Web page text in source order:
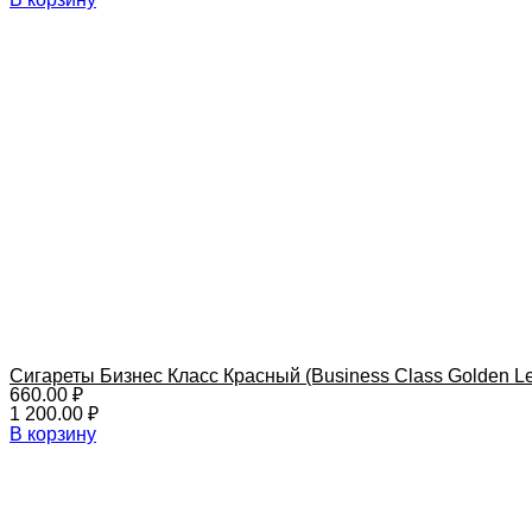
Сигареты Бизнес Класс Красный (Business Class Golden
660.00 ₽
1 200.00 ₽
В корзину